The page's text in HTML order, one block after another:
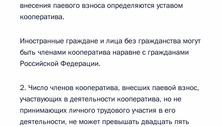
внесения паевого взноса определяются уставом
кооператива.
Иностранные граждане и лица без гражданства могут
быть членами кооператива наравне с гражданами
Российской Федерации.
2. Число членов кооператива, внесших паевой взнос,
участвующих в деятельности кооператива, но не
принимающих личного трудового участия в его
деятельности, не может превышать двадцать пять